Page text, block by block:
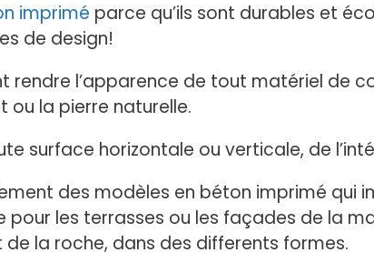
imprimé parce qu’ils sont durables et
de design!
rendre l’apparence de tout matériel de
ou la pierre naturelle.
surface horizontale ou verticale, de
des modèles en béton imprimé qui
pour les terrasses ou les façades de la
la roche, dans des differents formes.